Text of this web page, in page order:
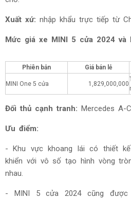
Xuất xứ: nhập khẩu trực tiếp từ
Mức giá xe MINI 5 cửa 2024 và
Phiên bản Giá bán lẻ
MINI One 5 cửa 1,829,000,000
Đối thủ cạnh tranh: Mercedes A-
Ưu điểm:
- Khu vực khoang lái có thiết
khiển với vô số tạo hình vòng
nhau.
- MINI 5 cửa 2024 cũng